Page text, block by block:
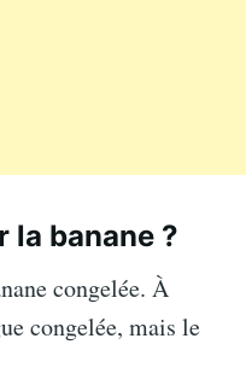
la banane ?
congelée. À
congelée, mais le